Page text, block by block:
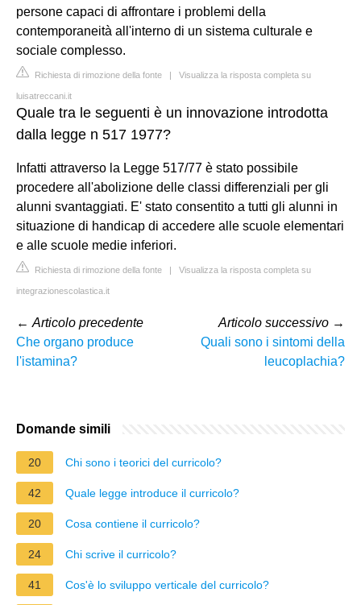
persone capaci di affrontare i problemi della
contemporaneità all'interno di un sistema culturale e
sociale complesso.
Richiesta di rimozione della fonte | Visualizza la risposta completa su
luisatreccani.it
Quale tra le seguenti è un innovazione introdotta
dalla legge n 517 1977?
Infatti attraverso la Legge 517/77 è stato possibile
procedere all'abolizione delle classi differenziali per gli
alunni svantaggiati. E' stato consentito a tutti gli alunni in
situazione di handicap di accedere alle scuole elementari
e alle scuole medie inferiori.
Richiesta di rimozione della fonte | Visualizza la risposta completa su
integrazionescolastica.it
← Articolo precedente
Che organo produce
l'istamina?
Articolo successivo →
Quali sono i sintomi della
leucoplachia?
Domande simili
20 Chi sono i teorici del curricolo?
42 Quale legge introduce il curricolo?
20 Cosa contiene il curricolo?
24 Chi scrive il curricolo?
41 Cos'è lo sviluppo verticale del curricolo?